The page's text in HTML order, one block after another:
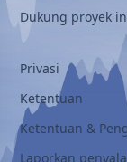
Dukung proyek
Privasi
Ketentuan
Ketentuan &
Laporkan